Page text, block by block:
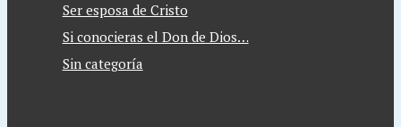
Ser esposa de Cristo
Si conocieras el Don de Dios…
Sin categoría